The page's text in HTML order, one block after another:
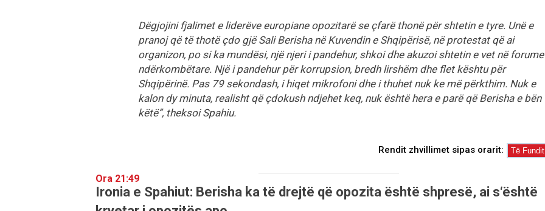
Dëgjojini fjalimet e liderëve europiane opozitarë se çfarë thonë për shtetin e tyre. Unë e
pranoj që të thotë çdo gjë Sali Berisha në Kuvendin e Shqipërisë, në protestat që ai
organizon, po si ka mundësi, një njeri i pandehur, shkoi dhe akuzoi shtetin e vet në
ndërkombëtare. Një i pandehur për korrupsion, bredh lirshëm dhe flet kështu për
Shqipërinë. Pas 79 sekondash, i hiqet mikrofoni dhe i thuhet nuk ke më përkthim. Nuk e
kalon dy minuta, realisht që çdokush ndjehet keq, nuk është hera e parë që Berisha e bën
këtë”, theksoi Spahiu.
Rendit zhvillimet sipas orarit:
Ora 21:49
Ironia e Spahiut: Berisha ka të drejtë që opozita është shpresë, ai s‘është